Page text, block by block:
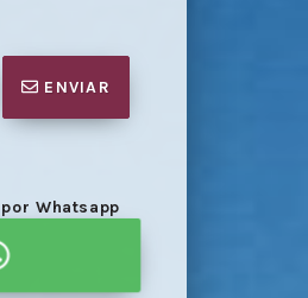
ENVIAR
Whatsapp